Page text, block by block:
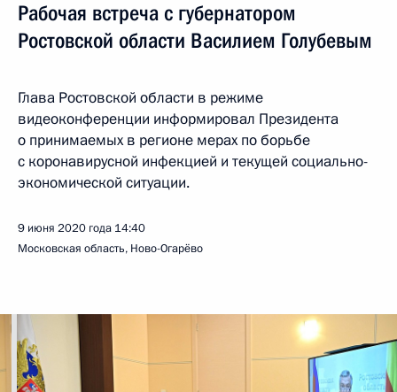
Рабочая встреча с губернатором
Ростовской области Василием Голубевым
Глава Ростовской области в режиме
видеоконференции информировал Президента
о принимаемых в регионе мерах по борьбе
с коронавирусной инфекцией и текущей социально-
экономической ситуации.
9 июня 2020 года 14:40
Московская область, Ново-Огарёво